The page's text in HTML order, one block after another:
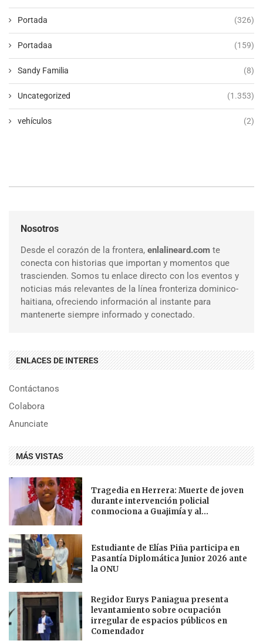
Portada (326)
Portadaa (159)
Sandy Familia (8)
Uncategorized (1.353)
vehículos (2)
Nosotros
Desde el corazón de la frontera, enlalineard.com te
conecta con historias que importan y momentos que
trascienden. Somos tu enlace directo con los eventos y
noticias más relevantes de la línea fronteriza dominico-
haitiana, ofreciendo información al instante para
mantenerte siempre informado y conectado.
ENLACES DE INTERES
Contáctanos
Colabora
Anunciate
MÁS VISTAS
Tragedia en Herrera: Muerte de joven
durante intervención policial
conmociona a Guajimía y al...
Estudiante de Elías Piña participa en
Pasantía Diplomática Junior 2026 ante
la ONU
Regidor Eurys Paniagua presenta
levantamiento sobre ocupación
irregular de espacios públicos en
Comendador